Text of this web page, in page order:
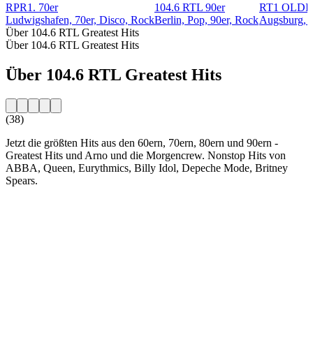
RPR1. 70er
Ludwigshafen, 70er, Disco, Rock
104.6 RTL 90er
Berlin, Pop, 90er, Rock
RT1
Augsburg,
Über 104.6 RTL Greatest Hits
Über 104.6 RTL Greatest Hits
Über 104.6 RTL Greatest Hits
(38)
Jetzt die größten Hits aus den 60ern, 70ern, 80ern und 90ern -
Greatest Hits und Arno und die Morgencrew. Nonstop Hits von
ABBA, Queen, Eurythmics, Billy Idol, Depeche Mode, Britney
Spears.